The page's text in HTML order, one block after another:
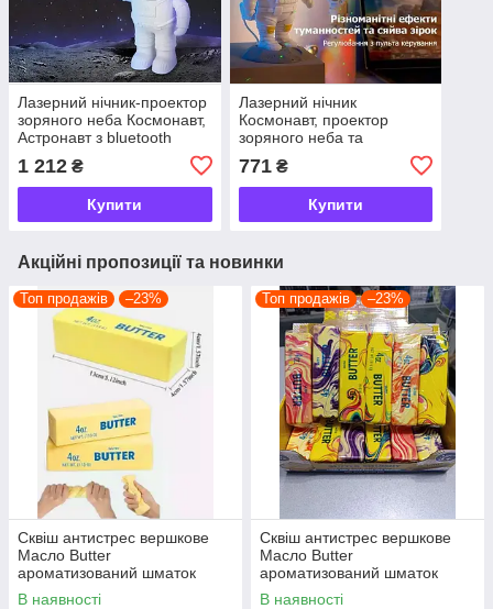
Лазерний нічник-проектор
зоряного неба Космонавт,
Астронавт з bluetooth
1 212 ₴
Купити
Лазерний нічник
Космонавт, проектор
зоряного неба та
галактики, Астронавт на 8
режимів світіння та пульт
ДК
771₴
Купити
Акційні пропозиції та новинки
Топ продажів –23%
Сквіш антистрес вершкове
Масло Butter
ароматизований шматок
масла
В наявності
Топ продажів –23%
Сквіш антистрес вершкове
Масло Butter
ароматизований шматок
масла
В наявності